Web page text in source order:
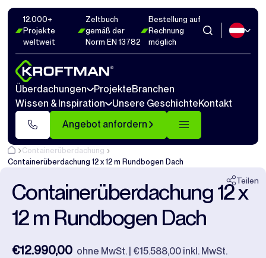
12.000+
Projekte
weltweit
Zeltbuch
gemäß der
Norm EN 13782
Bestellung auf
Rechnung
möglich
Überdachungen ProjekteBranchen
Wissen & Inspiration
Unsere GeschichteKontakt
Angebot anfordern
Containerüberdachung
Containerüberdachung 12 x 12 m Rundbogen Dach
Teilen
Containerüberdachung 12 x
12 m Rundbogen Dach
€12.990,00 ohne MwSt. | €15.588,00 inkl. MwSt.
Fotos Abmaße1 Videos
Schließen